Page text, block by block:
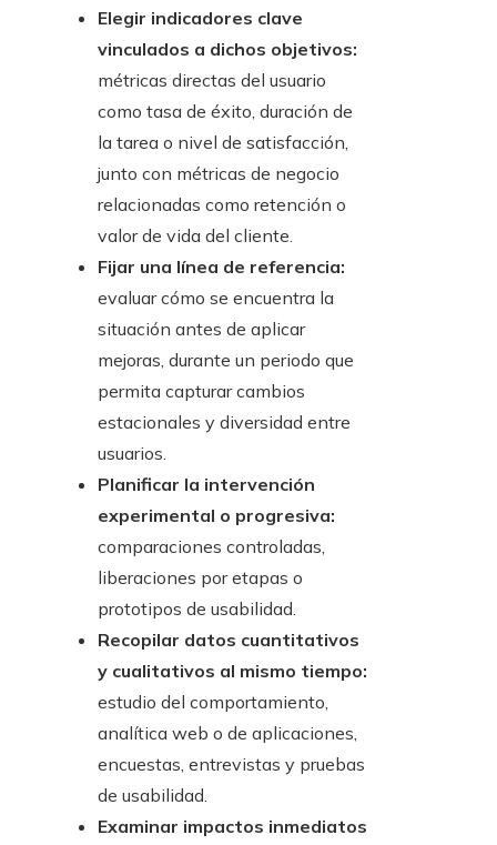
Elegir indicadores clave
vinculados a dichos objetivos:
métricas directas del usuario
como tasa de éxito, duración de
la tarea o nivel de satisfacción,
junto con métricas de negocio
relacionadas como retención o
valor de vida del cliente.
Fijar una línea de referencia:
evaluar cómo se encuentra la
situación antes de aplicar
mejoras, durante un periodo que
permita capturar cambios
estacionales y diversidad entre
usuarios.
Planificar la intervención
experimental o progresiva:
comparaciones controladas,
liberaciones por etapas o
prototipos de usabilidad.
Recopilar datos cuantitativos
y cualitativos al mismo tiempo:
estudio del comportamiento,
analítica web o de aplicaciones,
encuestas, entrevistas y pruebas
de usabilidad.
Examinar impactos inmediatos